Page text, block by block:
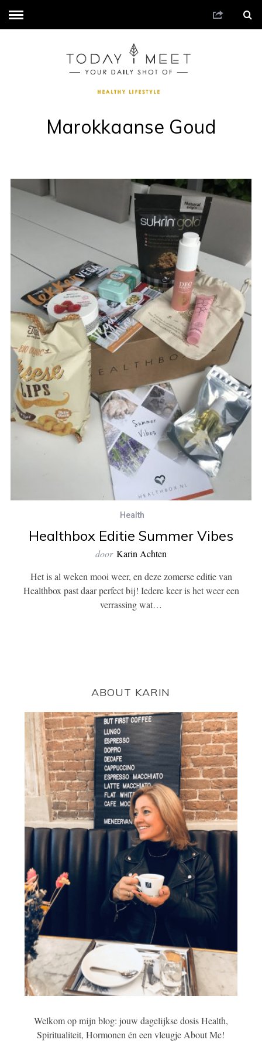
Marokkaanse Goud
Health
Healthbox Editie Summer Vibes
door Karin Achten
Het is al weken mooi weer, en deze zomerse editie van
Healthbox past daar perfect bij! Iedere keer is het weer een
verrassing wat…
ABOUT KARIN
Welkom op mijn blog: jouw dagelijkse dosis Health,
Spiritualiteit, Hormonen én een vleugje About Me!